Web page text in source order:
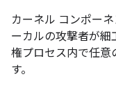
カーネル コンポー
ーカルの攻撃者が細
権プロセス内で任意
す。